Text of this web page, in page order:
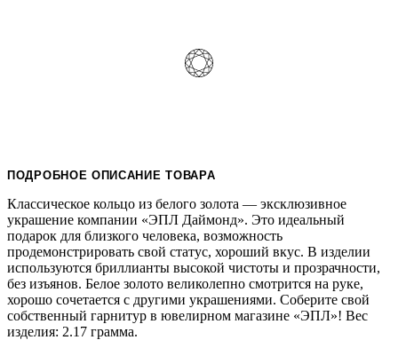
ПОДРОБНОЕ ОПИСАНИЕ ТОВАРА
Классическое кольцо из белого золота — эксклюзивное
украшение компании «ЭПЛ Даймонд». Это идеальный
подарок для близкого человека, возможность
продемонстрировать свой статус, хороший вкус. В изделии
используются бриллианты высокой чистоты и прозрачности,
без изъянов. Белое золото великолепно смотрится на руке,
хорошо сочетается с другими украшениями. Соберите свой
собственный гарнитур в ювелирном магазине «ЭПЛ»! Вес
изделия: 2.17 грамма.